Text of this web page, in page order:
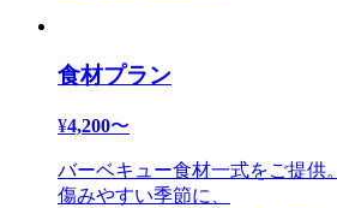
食材プラン
¥4,200〜
バーベキュー食材一式をご提供。
傷みやすい季節に、